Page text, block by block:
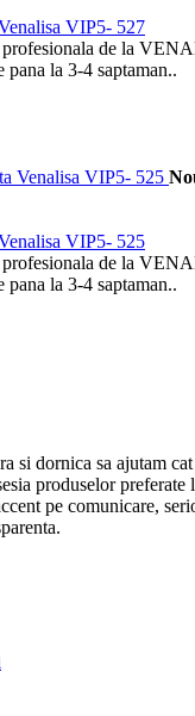
VIP5- 527
profesionala de la
pana la 3-4 saptaman..
VIP5- 525
profesionala de la
pana la 3-4 saptaman..
si dornica sa ajutam
produselor preferate
pe comunicare,